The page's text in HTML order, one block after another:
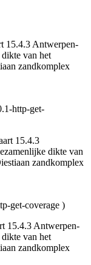
15.4.3 Antwerpen-
van het
zandkomplex
http-get-
15.4.3
dikte van
zandkomplex
get-coverage )
15.4.3 Antwerpen-
van het
zandkomplex